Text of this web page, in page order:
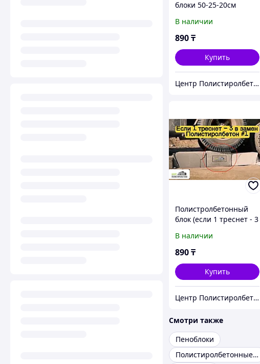
блоки 50-25-20см
В наличии
890₸
Купить
Центр Полистиролбетона в Алматы - полистиролбетон, пеноблок, теплоблок, газоблок
Полистролбетонный
блок (если 1 треснет - 3
В наличии
890₸
Купить
Центр Полистиролбетона в Алматы - полистиролбетон, пеноблок, теплоблок, газоблок
Смотри также
Пеноблоки
Полистиролбетонные блоки